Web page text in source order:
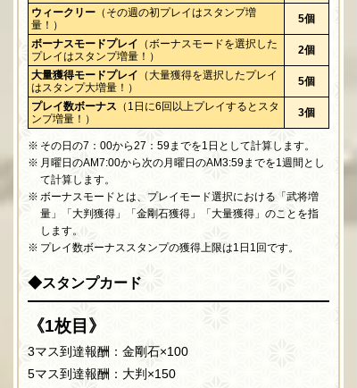
ウィークリー （その週の初プレイはスタンプ増
量！）
5個
ボーナスモードプレイ （ボーナスモードを選択した
プレイはスタンプ増量！）
2個
大量獲得モードプレイ （大量獲得を選択したプレイ
はスタンプ大増量！）
5個
プレイ数ボーナス （1日に6回以上プレイするとスタ
ンプ増量！）
3個
その日の7：00から27：59までを1日として計算します。
月曜日のAM7:00から次の月曜日のAM3:59までを1週間とし
て計算します。
ボーナスモードとは、プレイモード選択における「武将増
量」「大判獲得」「金剛石獲得」「大量獲得」のことを指
します。
プレイ数ボーナススタンプの獲得上限は1日1回です。
◆スタンプカード
《1枚目》
3マス到達報酬：金剛石×100
5マス到達報酬：大判×150